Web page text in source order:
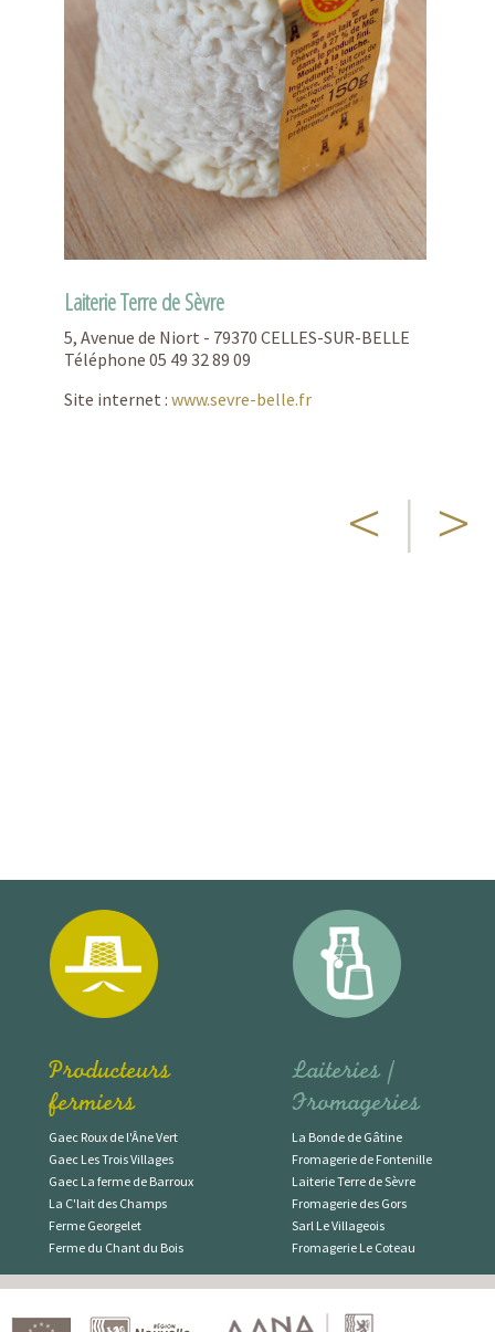
Laiterie Terre de Sèvre
5, Avenue de Niort - 79370 CELLES-SUR-BELLE
Téléphone 05 49 32 89 09
Site internet :www.sevre-belle.fr
< >
Producteurs
fermiers
Gaec Roux de l'Âne Vert
Gaec Les Trois Villages
Gaec La ferme de Barroux
La C'lait des Champs
Ferme Georgelet
Ferme du Chant du Bois
Laiteries /
Fromageries
La Bonde de Gâtine
Fromagerie de Fontenille
Laiterie Terre de Sèvre
Fromagerie des Gors
Sarl Le Villageois
Fromagerie Le Coteau